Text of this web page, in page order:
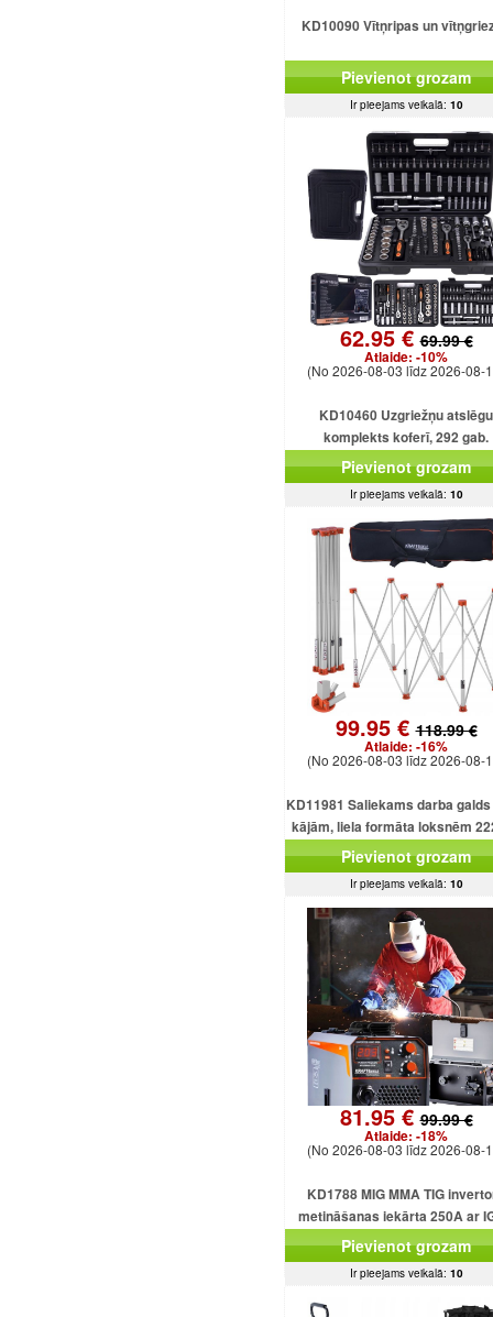
KD10090 Vītņripas un
Pievienot grozam
Ir pieejams veikalā: 10
62.95 €69.99 €
Atlaide: -10%
(No 2026-08-03 līdz 2026-08-
KD10460 Uzgriežņu atslēgu
komplekts koferī, 292 gab.
Pievienot grozam
Ir pieejams veikalā: 10
99.95 €118.99 €
Atlaide: -16%
(No 2026-08-03 līdz 2026-08-
KD11981 Saliekams darba
kājām, liela formāta loksnēm
mm, kravnesība 1000 kg.
Pievienot grozam
Ir pieejams veikalā: 10
81.95 €99.99 €
Atlaide: -18%
(No 2026-08-03 līdz 2026-08-
KD1788 MIG MMA TIG
metināšanas iekārta 250A ar
plūsmu bez gāzes
Pievienot grozam
Ir pieejams veikalā: 10